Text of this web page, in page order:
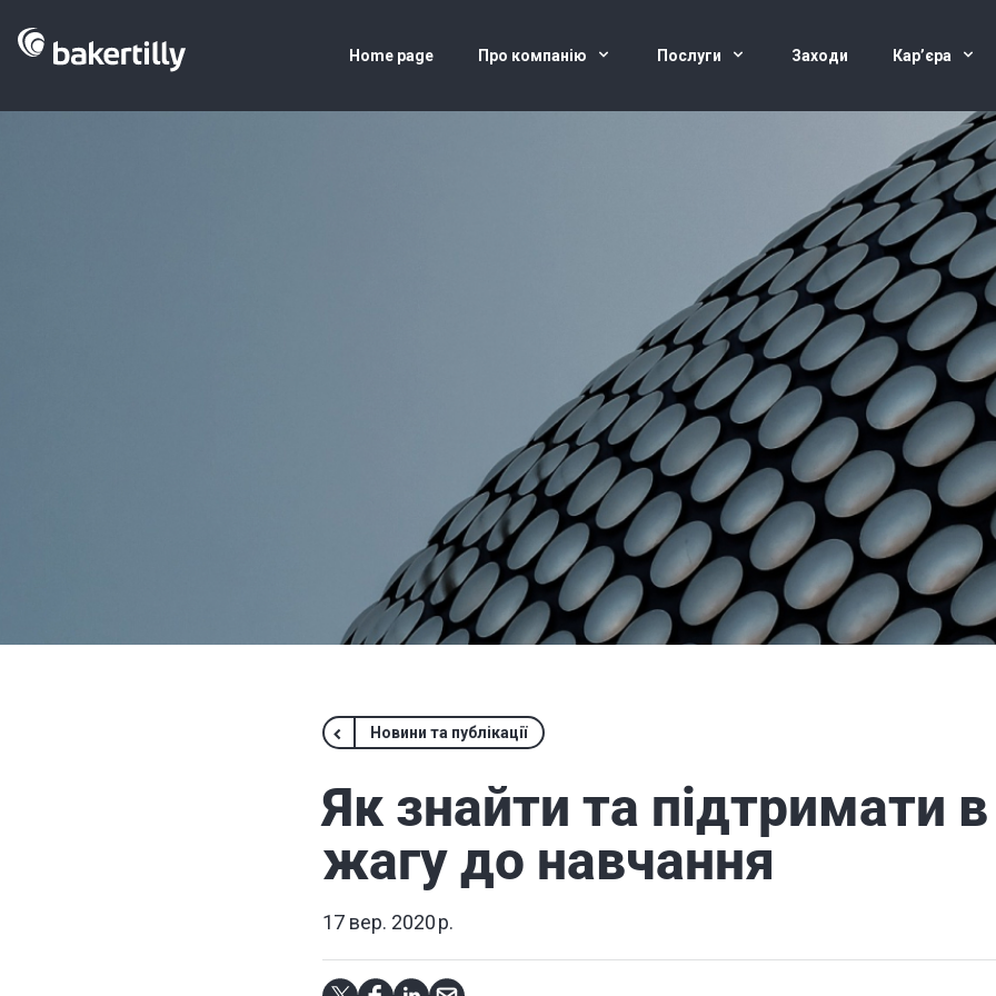
Home page Про компанію Послуги Заходи Кар’єра
Новини та публікації
Як знайти та підтримати в
жагу до навчання
17 вер. 2020 р.